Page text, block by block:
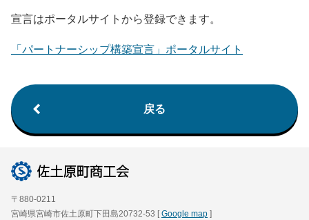
宣言はポータルサイトから登録できます。
「パートナーシップ構築宣言」ポータルサイト
戻る
〒880-0211
宮崎県宮崎市佐土原町下田島20732-53 [Google map ]